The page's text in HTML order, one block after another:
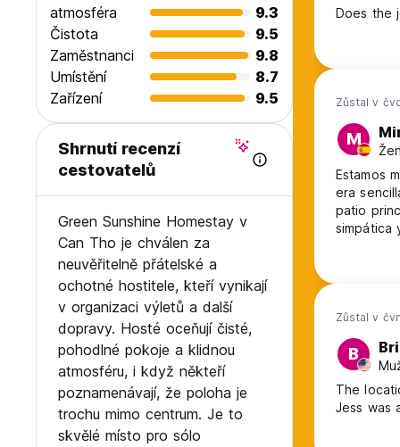
atmosféra
9.3
Čistota
9.5
Zaměstnanci
9.8
Umístění
8.7
Zařízení
9.5
Shrnutí recenzí
cestovatelů
Green Sunshine Homestay v
Can Tho je chválen za
neuvěřitelně přátelské a
ochotné hostitele, kteří vynikají
v organizaci výletů a další
dopravy. Hosté oceňují čisté,
pohodlné pokoje a klidnou
atmosféru, i když někteří
poznamenávají, že poloha je
trochu mimo centrum. Je to
skvělé místo pro sólo
Does the
Zůstal v
M
Estamos
era
patio
simpática
Zůstal v
B
The
Jess was